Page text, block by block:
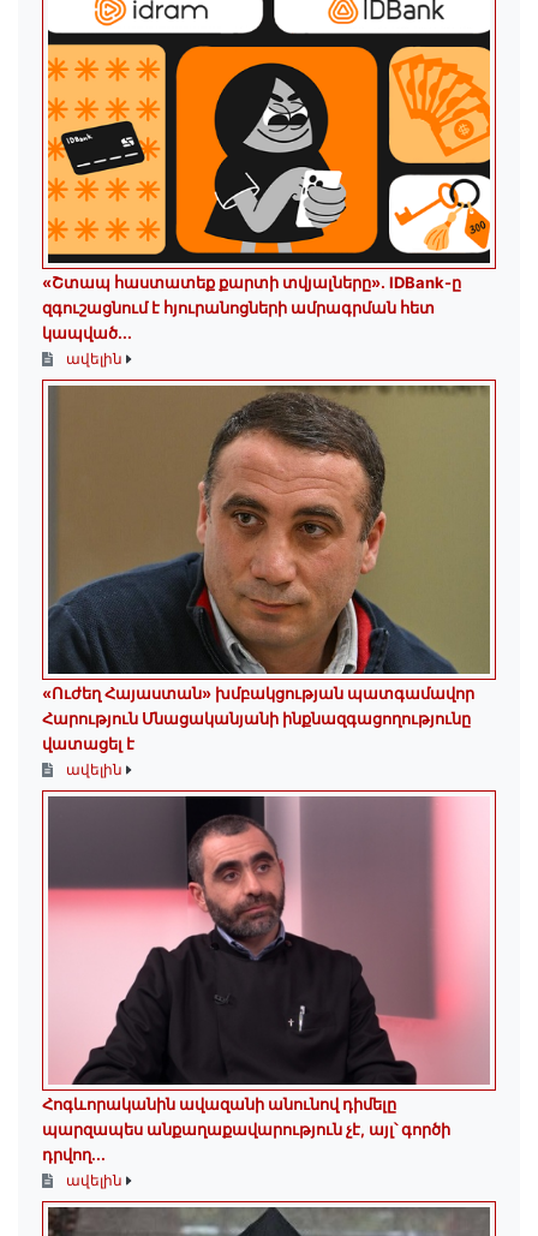
«Շտապ հաստատեք քարտի տվյալները»․ IDBank-ը
զգուշացնում է հյուրանոցների ամրագրման հետ
կապված...
ավելին
«Ուժեղ Հայաստան» խմբակցության պատգամավոր
Հարություն Մնացականյանի ինքնազգացողությունը
վատացել է
ավելին
Հոգևորականին ավազանի անունով դիմելը
պարզապես անքաղաքավարություն չէ, այլ՝ գործի
դրվող...
ավելին